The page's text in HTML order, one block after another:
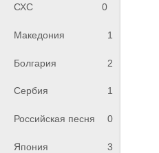
СХС
0
Македония 1
Болгария 2
Сербия 1
Российская песня 0
Япония 3